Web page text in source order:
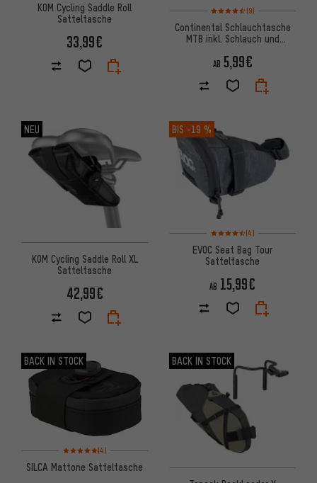
KOM Cycling Saddle Roll
Satteltasche
33,99€
Bewertungen: 4,5 von 5
(9)
Continental Schlauchtasche
MTB inkl. Schlauch und
AB 5,99€
NEU
KOM Cycling Saddle Roll XL
Satteltasche
42,99€
BIS -19 %
Bewertungen: 4,5 von 5
(4)
EVOC Seat Bag Tour
Satteltasche
AB 15,99€
BACK IN STOCK
Bewertungen: 5 von 5 basierend auf 4 Bewertungen
(4)
SILCA Mattone Satteltasche
BACK IN STOCK